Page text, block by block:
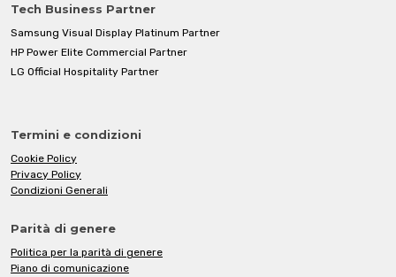
Tech Business Partner
Samsung Visual Display Platinum Partner
HP Power Elite Commercial Partner
LG Official Hospitality Partner
Termini e condizioni
Cookie Policy
Privacy Policy
Condizioni Generali
Parità di genere
Politica per la parità di genere
Piano di comunicazione